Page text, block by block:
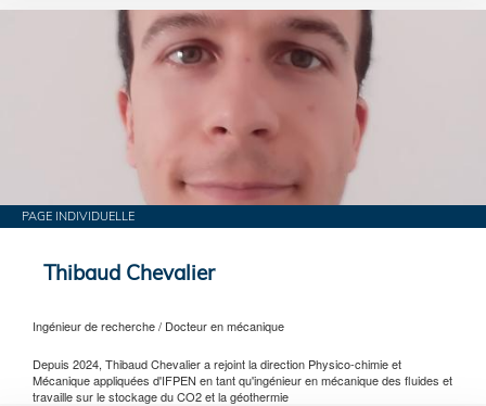
PAGE INDIVIDUELLE
Thibaud Chevalier
Ingénieur de recherche / Docteur en mécanique
Depuis 2024, Thibaud Chevalier a rejoint la direction Physico-chimie et
Mécanique appliquées d'IFPEN en tant qu'ingénieur en mécanique des fluides et
travaille sur le stockage du CO2 et la géothermie